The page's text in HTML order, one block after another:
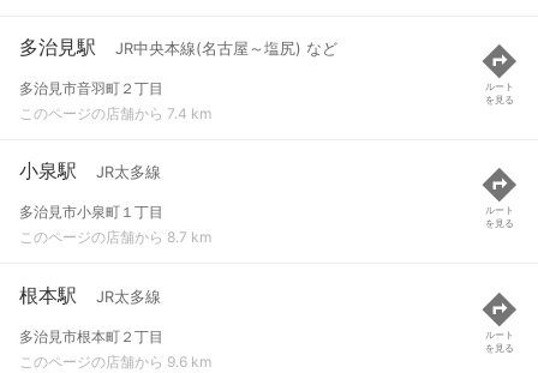
多治見駅 JR中央本線(名古屋～塩尻) など
多治見市音羽町２丁目
このページの店舗から 7.4 km
ルート
を見る
小泉駅 JR太多線
多治見市小泉町１丁目
このページの店舗から 8.7 km
ルート
を見る
根本駅 JR太多線
多治見市根本町２丁目
このページの店舗から 9.6 km
ルート
を見る